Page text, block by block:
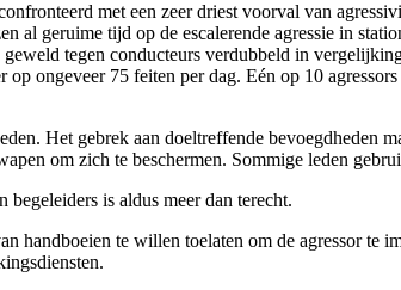
met een zeer driest voorval van
al geruime tijd op de escalerende agressie in
tegen conducteurs verdubbeld in
ongeveer 75 feiten per dag. Eén op 10
Het gebrek aan doeltreffende bevoegdheden
om zich te beschermen. Sommige leden
is aldus meer dan terecht.
handboeien te willen toelaten om de agressor te